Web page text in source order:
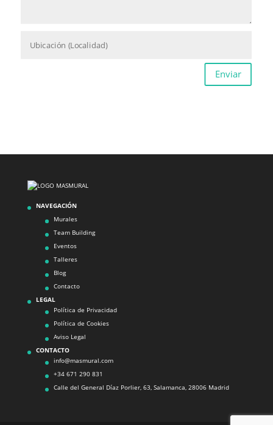
Enviar
NAVEGACIÓN
Murales
Team Building
Eventos
Talleres
Blog
Contacto
LEGAL
Política de Privacidad
Política de Cookies
Aviso Legal
CONTACTO
info@masmural.com
+34 671 290 831
Calle del General Díaz Porlier, 63, Salamanca, 28006 Madrid